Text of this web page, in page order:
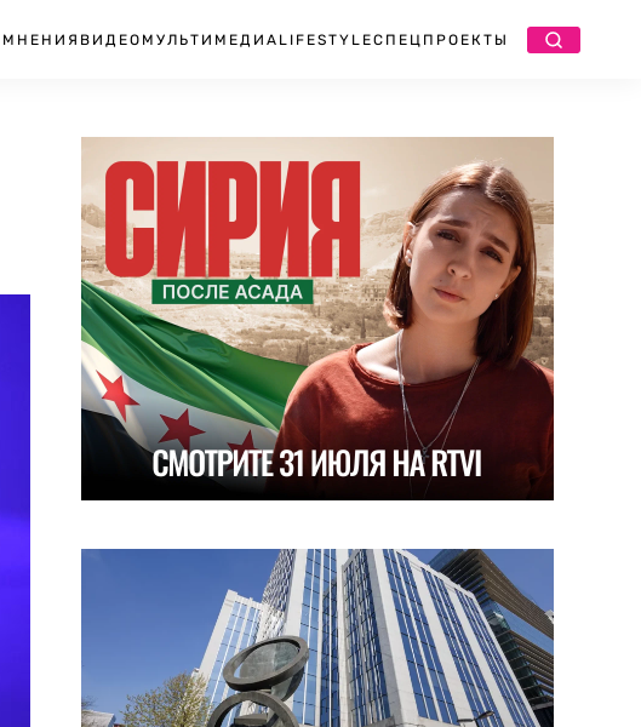
МНЕНИЯ ВИДЕО МУЛЬТИМЕДИА LIFESTYLEСПЕЦПРОЕКТЫ